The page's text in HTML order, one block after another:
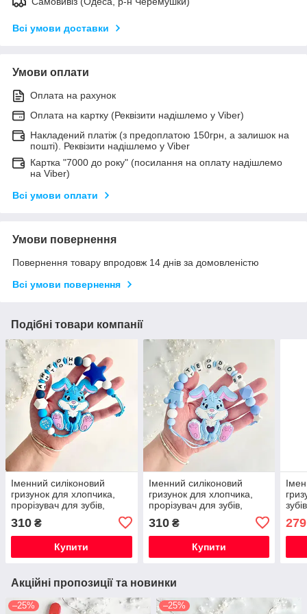
Всі умови доставки
Умови оплати
Оплата на рахунок
Оплата на картку (Реквізити надішлемо у Viber)
Накладений платіж (з предоплатою 150грн, а залишок на
пошті). Реквізити надішлемо у Viber
Картка "7000 до року" (посилання на оплату надішлемо
на Viber)
Всі умови оплати
Умови повернення
Повернення товару впродовж 14 днів за домовленістю
Всі умови повернення
Подібні товари компанії
Іменний силіконовий
гризунок для хлопчика,
прорізувач для зубів,
Зайчик Банні (блакитний)
310 ₴
Купити
Іменний силіконовий
гризунок для хлопчика,
прорізувач для зубів,
310₴
Купити
279
Акційні пропозиції та новинки
–25% –25%